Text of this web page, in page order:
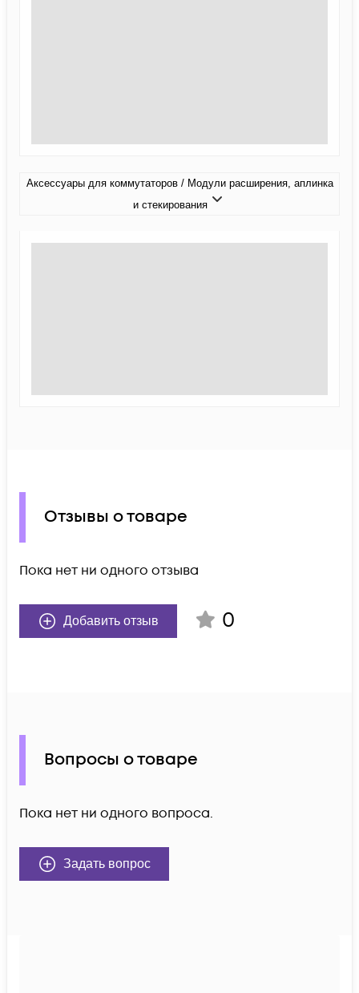
Аксессуары для коммутаторов / Модули расширения, аплинка
и стекирования
Отзывы о товаре
Пока нет ни одного отзыва
Добавить отзыв 0
Вопросы о товаре
Пока нет ни одного вопроса.
Задать вопрос